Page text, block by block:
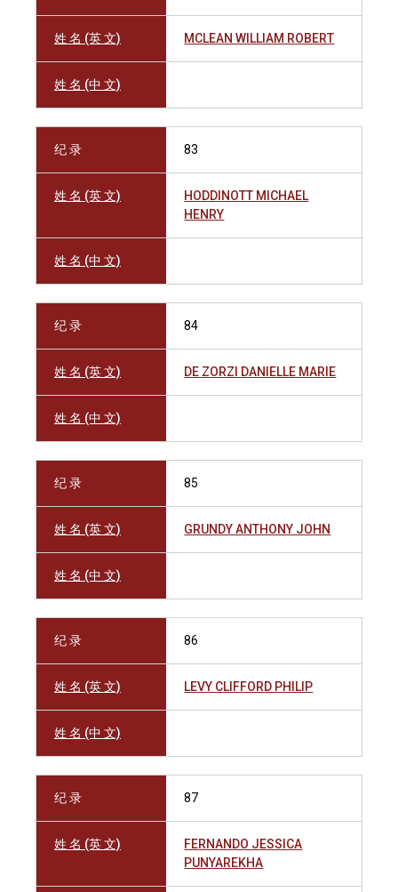
姓 名 (英 文) MCLEAN WILLIAM ROBERT
姓 名 (中 文)
纪 录 83
姓 名 (英 文)
HODDINOTT MICHAEL
HENRY
姓 名 (中 文)
纪 录 84
姓 名 (英 文) DE ZORZI DANIELLE MARIE
姓 名 (中 文)
纪 录 85
姓 名 (英 文) GRUNDY ANTHONY JOHN
姓 名 (中 文)
纪 录 86
姓 名 (英 文) LEVY CLIFFORD PHILIP
姓 名 (中 文)
纪 录 87
姓 名 (英 文)
FERNANDO JESSICA
PUNYAREKHA